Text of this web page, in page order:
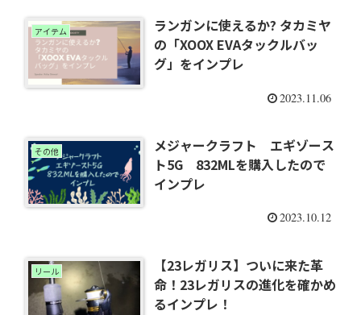
アイテム
ランガンに使えるか? タカミヤ
の「XOOX EVAタックルバッ
グ」をインプレ
2023.11.06
その他
メジャークラフト エギゾース
ト5G 832MLを購入したので
インプレ
2023.10.12
リール
【23レガリス】ついに来た革
命！23レガリスの進化を確かめ
るインプレ！